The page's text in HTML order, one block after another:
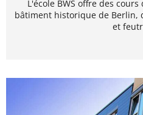
L'école BWS offre des
bâtiment historique de Berlin,
et